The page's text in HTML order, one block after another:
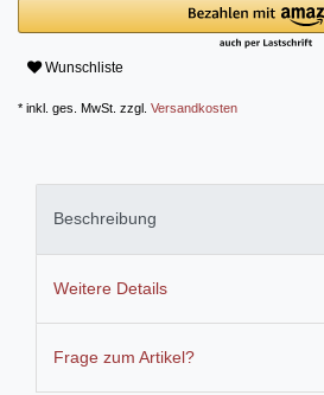
Wunschliste
* inkl. ges. MwSt. zzgl. Versandkosten
Beschreibung
Weitere Details
Frage zum Artikel?